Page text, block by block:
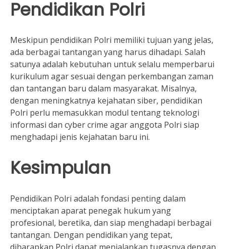
Pendidikan Polri
Meskipun pendidikan Polri memiliki tujuan yang jelas,
ada berbagai tantangan yang harus dihadapi. Salah
satunya adalah kebutuhan untuk selalu memperbarui
kurikulum agar sesuai dengan perkembangan zaman
dan tantangan baru dalam masyarakat. Misalnya,
dengan meningkatnya kejahatan siber, pendidikan
Polri perlu memasukkan modul tentang teknologi
informasi dan cyber crime agar anggota Polri siap
menghadapi jenis kejahatan baru ini.
Kesimpulan
Pendidikan Polri adalah fondasi penting dalam
menciptakan aparat penegak hukum yang
profesional, beretika, dan siap menghadapi berbagai
tantangan. Dengan pendidikan yang tepat,